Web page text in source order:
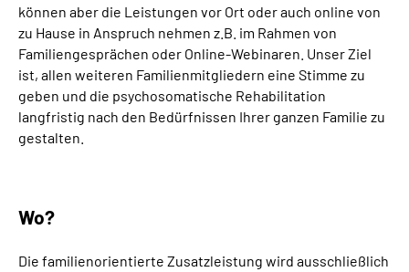
können aber die Leistungen vor Ort oder auch online von
zu Hause in Anspruch nehmen z.B. im Rahmen von
Familiengesprächen oder Online-Webinaren. Unser Ziel
ist, allen weiteren Familienmitgliedern eine Stimme zu
geben und die psychosomatische Rehabilitation
langfristig nach den Bedürfnissen Ihrer ganzen Familie zu
gestalten.
Wo?
Die familienorientierte Zusatzleistung wird ausschließlich